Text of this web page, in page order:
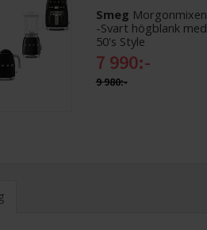
Smeg Morgonmixen
-Svart högblank med
50's Style
7 990:-
9 980:-